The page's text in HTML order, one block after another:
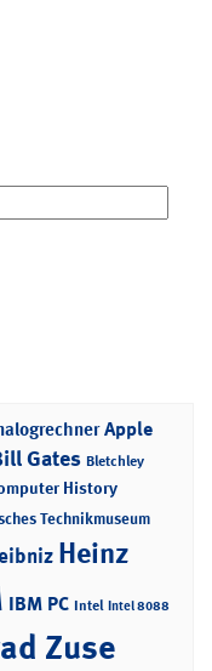
Apple
Gates Bletchley
History
Technikmuseum
Heinz
IBM PC Intel Intel 8088
Zuse